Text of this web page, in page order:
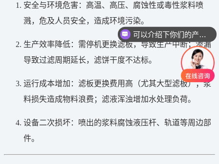
安全与环境危害：高温、高压、腐蚀性或毒性浆料喷
溅，危及人员安全，造成环境污染。
生产效率降低：需停机更换滤板，导致生产中断；渗漏
导致过滤周期延长，滤饼干度不达标。
运行成本增加：滤板更换费用高（尤其大型滤板）；浆
料损失造成物料浪费；滤液浑浊增加水处理负荷。
设备二次损坏：喷出的浆料腐蚀液压杆、轨道等周边部
件。
你们是怎么收费的呢